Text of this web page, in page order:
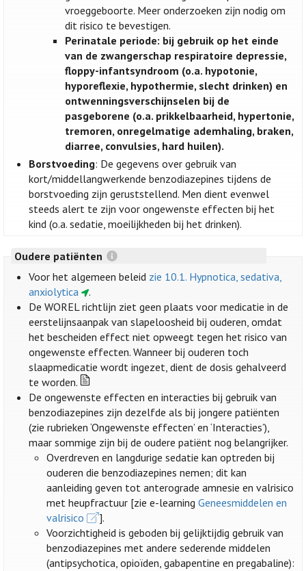
vroeggeboorte. Meer onderzoeken zijn nodig om
dit risico te bevestigen.
Perinatale periode: bij gebruik op het einde
van de zwangerschap respiratoire depressie,
floppy-infantsyndroom (o.a. hypotonie,
hyporeflexie, hypothermie, slecht drinken) en
ontwenningsverschijnselen bij de
pasgeborene (o.a. prikkelbaarheid, hypertonie,
tremoren, onregelmatige ademhaling, braken,
diarree, convulsies, hard huilen).
Borstvoeding: De gegevens over gebruik van
kort/middellangwerkende benzodiazepines tijdens de
borstvoeding zijn geruststellend. Men dient evenwel
steeds alert te zijn voor ongewenste effecten bij het
kind (o.a. sedatie, moeilijkheden bij het drinken).
Oudere patiënten
Voor het algemeen beleid zie 10.1. Hypnotica, sedativa,
anxiolytica
.
De WOREL richtlijn ziet geen plaats voor medicatie in de
eerstelijnsaanpak van slapeloosheid bij ouderen, omdat
het bescheiden effect niet opweegt tegen het risico van
ongewenste effecten. Wanneer bij ouderen toch
slaapmedicatie wordt ingezet, dient de dosis gehalveerd
te worden.
De ongewenste effecten en interacties bij gebruik van
benzodiazepines zijn dezelfde als bij jongere patiënten
(zie rubrieken ‘Ongewenste effecten’ en ‘Interacties’),
maar sommige zijn bij de oudere patiënt nog belangrijker.
Overdreven en langdurige sedatie kan optreden bij
ouderen die benzodiazepines nemen; dit kan
aanleiding geven tot anterograde amnesie en valrisico
met heupfractuur [zie e-learningGeneesmiddelen en
valrisico
].
Voorzichtigheid is geboden bij gelijktijdig gebruik van
benzodiazepines met andere sederende middelen
(antipsychotica, opioïden, gabapentine en pregabaline):